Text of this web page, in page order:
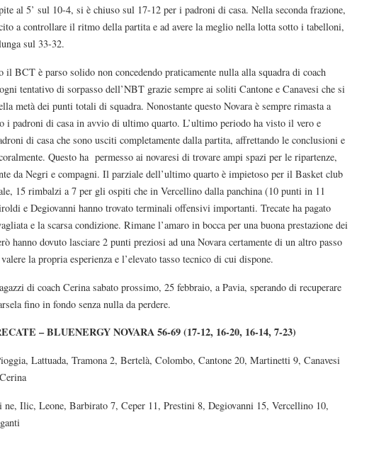
al 5’ sul 10-4, si è chiuso sul 17-12 per i padroni di casa. Nella seconda frazione,
a controllare il ritmo della partita e ad avere la meglio nella lotta sotto i tabelloni,
sul 33-32.
il BCT è parso solido non concedendo praticamente nulla alla squadra di coach
tentativo di sorpasso dell’NBT grazie sempre ai soliti Cantone e Canavesi che si
metà dei punti totali di squadra. Nonostante questo Novara è sempre rimasta a
i padroni di casa in avvio di ultimo quarto. L’ultimo periodo ha visto il vero e
di casa che sono usciti completamente dalla partita, affrettando le conclusioni e
Questo ha permesso ai novaresi di trovare ampi spazi per le ripartenze,
da Negri e compagni. Il parziale dell’ultimo quarto è impietoso per il Basket club
15 rimbalzi a 7 per gli ospiti che in Vercellino dalla panchina (10 punti in 11
e Degiovanni hanno trovato terminali offensivi importanti. Trecate ha pagato
e la scarsa condizione. Rimane l’amaro in bocca per una buona prestazione dei
hanno dovuto lasciare 2 punti preziosi ad una Novara certamente di un altro passo
la propria esperienza e l’elevato tasso tecnico di cui dispone.
di coach Cerina sabato prossimo, 25 febbraio, a Pavia, sperando di recuperare
fino in fondo senza nulla da perdere.
– BLUENERGY NOVARA 56-69 (17-12, 16-20, 16-14, 7-23)
Lattuada, Tramona 2, Bertelà, Colombo, Cantone 20, Martinetti 9, Canavesi
Ilic, Leone, Barbirato 7, Ceper 11, Prestini 8, Degiovanni 15, Vercellino 10,